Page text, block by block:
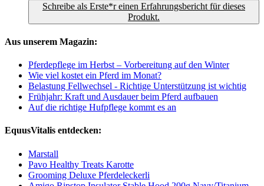
Schreibe als Erste*r einen Erfahrungsbericht für dieses
Produkt.
Aus unserem Magazin:
Pferdepflege im Herbst – Vorbereitung auf den Winter
Wie viel kostet ein Pferd im Monat?
Belastung Fellwechsel - Richtige Unterstützung ist wichtig
Frühjahr: Kraft und Ausdauer beim Pferd aufbauen
Auf die richtige Hufpflege kommt es an
EquusVitalis entdecken:
Marstall
Pavo Healthy Treats Karotte
Grooming Deluxe Pferdeleckerli